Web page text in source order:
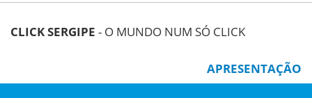
CLICK SERGIPE - O MUNDO NUM SÓ CLICK
APRESENTAÇÃO